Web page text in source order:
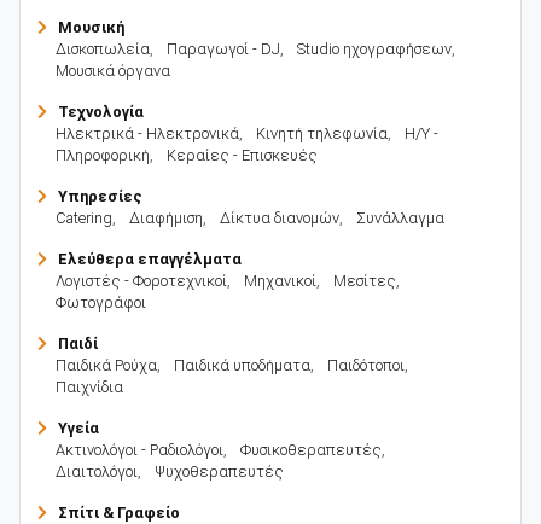
Μουσική
Δισκοπωλεία, Παραγωγοί - DJ, Studio ηχογραφήσεων,
Μουσικά όργανα
Τεχνολογία
Ηλεκτρικά - Ηλεκτρονικά, Κινητή τηλεφωνία,
Η/Υ -
Πληροφορική, Κεραίες - Επισκευές
Υπηρεσίες
Catering, Διαφήμιση, Δίκτυα διανομών, Συνάλλαγμα
Ελεύθερα επαγγέλματα
Λογιστές - Φοροτεχνικοί, Μηχανικοί, Μεσίτες,
Φωτογράφοι
Παιδί
Παιδικά Ρούχα, Παιδικά υποδήματα, Παιδότοποι,
Παιχνίδια
Υγεία
Ακτινολόγοι - Ραδιολόγοι, Φυσικοθεραπευτές,
Διαιτολόγοι, Ψυχοθεραπευτές
Σπίτι & Γραφείο